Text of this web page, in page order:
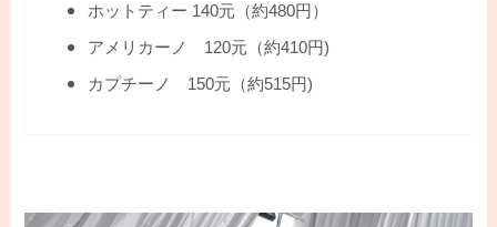
ホットティー 140元（約480円）
アメリカーノ 120元（約410円)
カプチーノ 150元（約515円)